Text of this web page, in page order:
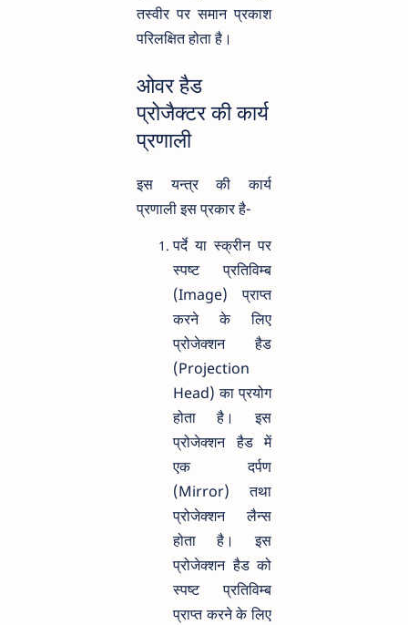
तस्वीर पर समान प्रकाश
परिलक्षित होता है।
ओवर हैड
प्रोजैक्टर की कार्य
प्रणाली
इस यन्त्र की कार्य
प्रणाली इस प्रकार है-
पर्दे या स्क्रीन पर
स्पष्ट प्रतिविम्ब
(Image) प्राप्त
करने के लिए
प्रोजेक्शन हैड
(Projection
Head) का प्रयोग
होता है। इस
प्रोजेक्शन हैड में
एक दर्पण
(Mirror) तथा
प्रोजेक्शन लैन्स
होता है। इस
प्रोजेक्शन हैड को
स्पष्ट प्रतिविम्ब
प्राप्त करने के लिए